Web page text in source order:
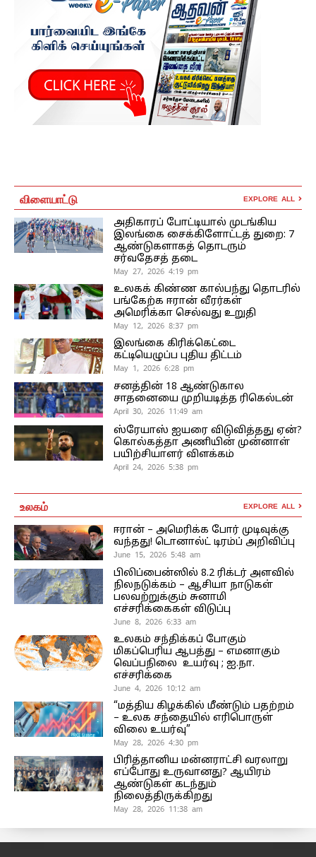
விளையாட்டு EXPLORE ALL
அதிகாரப் போட்டியால் முடங்கிய
இலங்கை சைக்கிளோட்டத் துறை: 7
ஆண்டுகளாகத் தொடரும்
சர்வதேசத் தடை
May 27, 2026 4:19 pm
உலகக் கிண்ண கால்பந்து தொடரில்
பங்கேற்க ஈரான் வீரர்கள்
அமெரிக்கா செல்வது உறுதி
May 12, 2026 8:37 pm
இலங்கை கிரிக்கெட்டை
கட்டியெழுப்ப புதிய திட்டம்
May 1, 2026 6:28 pm
சனத்தின் 18 ஆண்டுகால
சாதனையை முறியடித்த ரிகெல்டன்
April 30, 2026 11:49 am
ஸ்ரேயாஸ் ஐயரை விடுவித்தது ஏன்?
கொல்கத்தா அணியின் முன்னாள்
பயிற்சியாளர் விளக்கம்
April 24, 2026 5:38 pm
உலகம் EXPLORE ALL
ஈரான் – அமெரிக்க போர் முடிவுக்கு
வந்தது! டொனால்ட் டிரம்ப் அறிவிப்பு
June 15, 2026 5:48 am
பிலிப்பைன்ஸில் 8.2 ரிக்டர் அளவில்
நிலநடுக்கம் – ஆசியா நாடுகள்
பலவற்றுக்கும் சுனாமி
எச்சரிக்கைகள் விடுப்பு
June 8, 2026 6:33 am
உலகம் சந்திக்கப் போகும்
மிகப்பெரிய ஆபத்து – எமனாகும்
வெப்பநிலை உயர்வு ; ஐ.நா.
எச்சரிக்கை
June 4, 2026 10:12 am
“மத்திய கிழக்கில் மீண்டும் பதற்றம்
– உலக சந்தையில் எரிபொருள்
விலை உயர்வு”
May 28, 2026 4:30 pm
பிரித்தானிய மன்னராட்சி வரலாறு
எப்போது உருவானது? ஆயிரம்
ஆண்டுகள் கடந்தும்
நிலைத்திருக்கிறது
May 28, 2026 11:38 am